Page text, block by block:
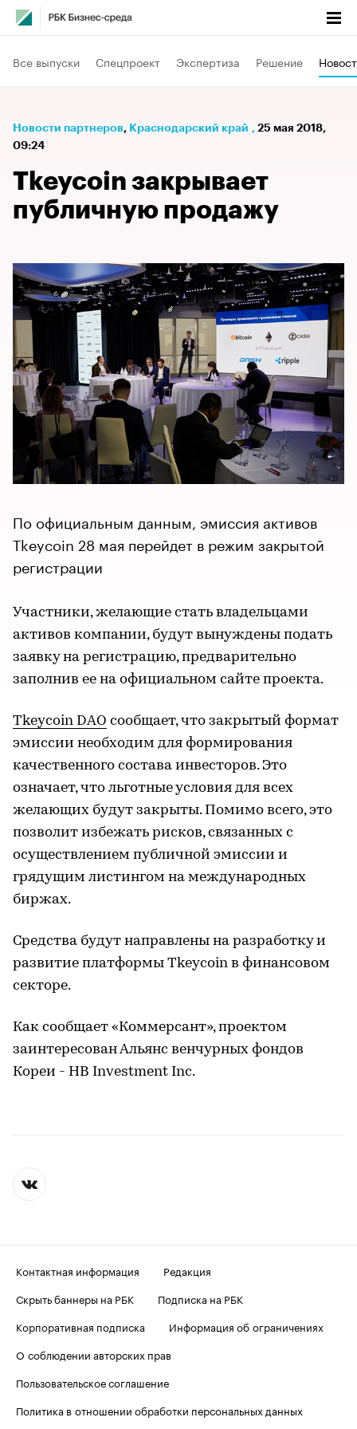
Все выпуски Спецпроект Экспертиза Решение
Новости партнеров⁠, Краснодарский край , 25 мая 2018,
09:24
Tkeycoin закрывает
публичную продажу
По официальным данным, эмиссия активов
Tkeycoin 28 мая перейдет в режим закрытой
регистрации
Участники, желающие стать владельцами
активов компании, будут вынуждены подать
заявку на регистрацию, предварительно
заполнив ее на официальном сайте проекта.
Tkeycoin DAO сообщает, что закрытый формат
эмиссии необходим для формирования
качественного состава инвесторов. Это
означает, что льготные условия для всех
желающих будут закрыты. Помимо всего, это
позволит избежать рисков, связанных с
осуществлением публичной эмиссии и
грядущим листингом на международных
биржах.
Средства будут направлены на разработку и
развитие платформы Tkeycoin в финансовом
секторе.
Как сообщает «Коммерсант», проектом
заинтересован Альянс венчурных фондов
Кореи - HB Investment Inc.
Контактная информация
Редакция
Скрыть баннеры на РБК
Подписка на РБК
Корпоративная подписка
Информация об ограничениях
О соблюдении авторских прав
Пользовательское соглашение
Политика в отношении обработки персональных данных